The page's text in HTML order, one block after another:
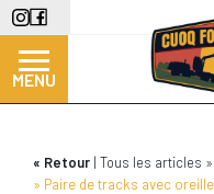
Aller
au
contenu
principal
MENU
Retour Tous les articles
Paire de tracks avec